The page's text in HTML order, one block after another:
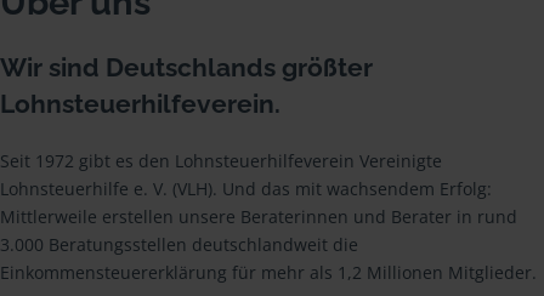
Wir sind Deutschlands größter
Lohnsteuerhilfeverein.
Seit 1972 gibt es den Lohnsteuerhilfeverein Vereinigte
Lohnsteuerhilfe e. V. (VLH). Und das mit wachsendem Erfolg:
Mittlerweile erstellen unsere Beraterinnen und Berater in rund
3.000 Beratungsstellen deutschlandweit die
Einkommensteuererklärung für mehr als 1,2 Millionen Mitglieder.